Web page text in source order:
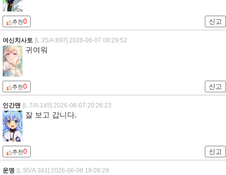
추천0 신고
여신치사토 [L:35/A:897] 2026-06-07 08:29:52
귀여워
추천0 신고
인간맨 [L:7/A:145] 2026-06-07 20:26:23
잘 보고 갑니다.
추천0 신고
운명 [L:95/A:381] 2026-06-08 19:09:29